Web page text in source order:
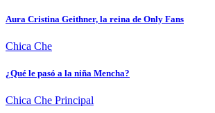
Aura Cristina Geithner, la reina de Only Fans
Chica Che
¿Qué le pasó a la niña Mencha?
Chica Che Principal